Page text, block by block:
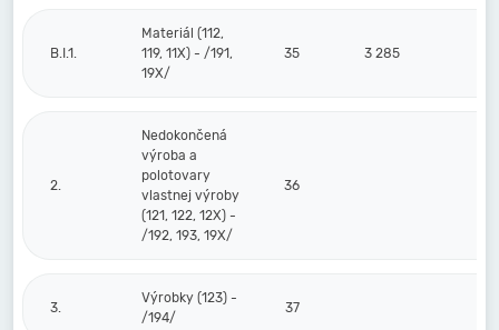
B.I.1.
Materiál (112,
119, 11X) - /191,
19X/
35 3 285
2.
Nedokončená
výroba a
polotovary
vlastnej výroby
(121, 122, 12X) -
/192, 193, 19X/
36
3.
Výrobky (123) -
/194/
37